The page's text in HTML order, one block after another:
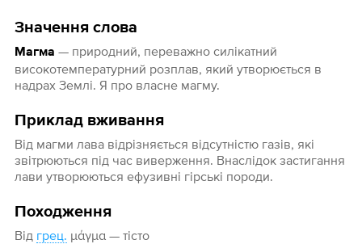
Значення слова
Магма — природний, переважно силікатний
високотемпературний розплав, який утворюється в
надрах Землі. Я про власне магму.
Приклад вживання
Від магми лава відрізняється відсутністю газів, які
звітрюються під час виверження. Внаслідок застигання
лави утворюються ефузивні гірські породи.
Походження
Від грец. μάγμα — тісто